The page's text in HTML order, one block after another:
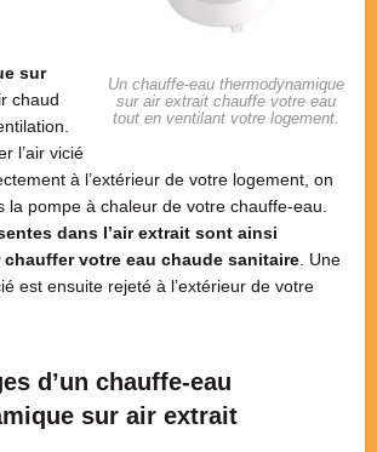
Un chauffe-eau thermodynamique
sur air extrait chauffe votre eau
tout en ventilant votre logement.
sur
chaud
l’air vicié
à l’extérieur de votre logement, on
la pompe à chaleur de votre chauffe-eau.
dans l’air extrait sont ainsi
chauffer votre eau chaude sanitaire . Une
est ensuite rejeté à l’extérieur de votre
d’un chauffe-eau
sur air extrait